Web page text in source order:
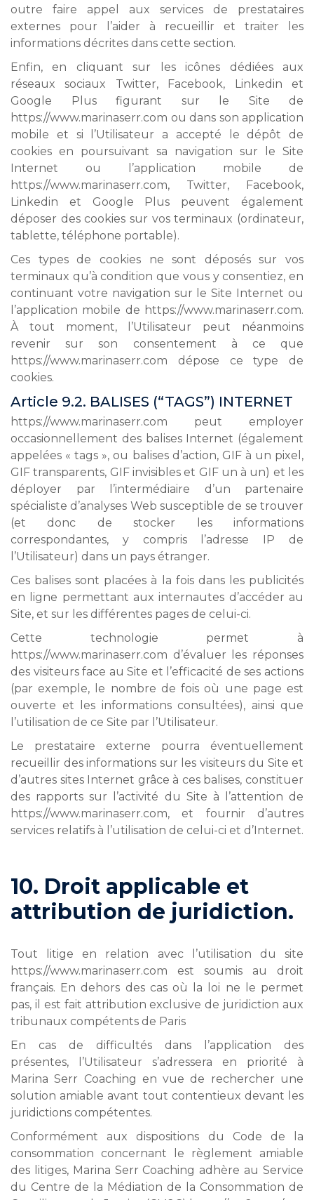
outre faire appel aux services de prestataires
externes pour l’aider à recueillir et traiter les
informations décrites dans cette section.
Enfin, en cliquant sur les icônes dédiées aux
réseaux sociaux Twitter, Facebook, Linkedin et
Google Plus figurant sur le Site de
https://www.marinaserr.com ou dans son application
mobile et si l’Utilisateur a accepté le dépôt de
cookies en poursuivant sa navigation sur le Site
Internet ou l’application mobile de
https://www.marinaserr.com, Twitter, Facebook,
Linkedin et Google Plus peuvent également
déposer des cookies sur vos terminaux (ordinateur,
tablette, téléphone portable).
Ces types de cookies ne sont déposés sur vos
terminaux qu’à condition que vous y consentiez, en
continuant votre navigation sur le Site Internet ou
l’application mobile de https://www.marinaserr.com.
À tout moment, l’Utilisateur peut néanmoins
revenir sur son consentement à ce que
https://www.marinaserr.com dépose ce type de
cookies.
Article 9.2. BALISES (“TAGS”) INTERNET
https://www.marinaserr.com peut employer
occasionnellement des balises Internet (également
appelées « tags », ou balises d’action, GIF à un pixel,
GIF transparents, GIF invisibles et GIF un à un) et les
déployer par l’intermédiaire d’un partenaire
spécialiste d’analyses Web susceptible de se trouver
(et donc de stocker les informations
correspondantes, y compris l’adresse IP de
l’Utilisateur) dans un pays étranger.
Ces balises sont placées à la fois dans les publicités
en ligne permettant aux internautes d’accéder au
Site, et sur les différentes pages de celui-ci.
Cette technologie permet à
https://www.marinaserr.com d’évaluer les réponses
des visiteurs face au Site et l’efficacité de ses actions
(par exemple, le nombre de fois où une page est
ouverte et les informations consultées), ainsi que
l’utilisation de ce Site par l’Utilisateur.
Le prestataire externe pourra éventuellement
recueillir des informations sur les visiteurs du Site et
d’autres sites Internet grâce à ces balises, constituer
des rapports sur l’activité du Site à l’attention de
https://www.marinaserr.com, et fournir d’autres
services relatifs à l’utilisation de celui-ci et d’Internet.
10. Droit applicable et
attribution de juridiction.
Tout litige en relation avec l’utilisation du site
https://www.marinaserr.com est soumis au droit
français. En dehors des cas où la loi ne le permet
pas, il est fait attribution exclusive de juridiction aux
tribunaux compétents de Paris
En cas de difficultés dans l’application des
présentes, l’Utilisateur s’adressera en priorité à
Marina Serr Coaching en vue de rechercher une
solution amiable avant tout contentieux devant les
juridictions compétentes.
Conformément aux dispositions du Code de la
consommation concernant le règlement amiable
des litiges, Marina Serr Coaching adhère au Service
du Centre de la Médiation de la Consommation de